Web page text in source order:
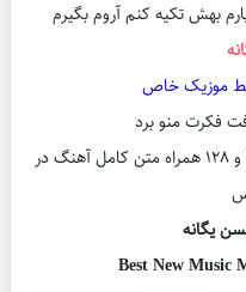
بهش تکیه کنم آروم بگیرم
موزیک خاص
فکرت منو برد
با صدای محسن یگانه با دو کیفیت ۳۲۰ و ۱۲۸ همراه متن کامل آهنگ در
یگانه
Best New Music